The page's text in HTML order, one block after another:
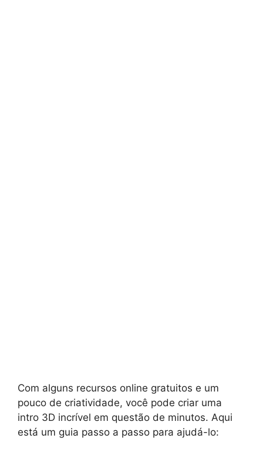
Com alguns recursos online gratuitos e um
pouco de criatividade, você pode criar uma
intro 3D incrível em questão de minutos. Aqui
está um guia passo a passo para ajudá-lo: